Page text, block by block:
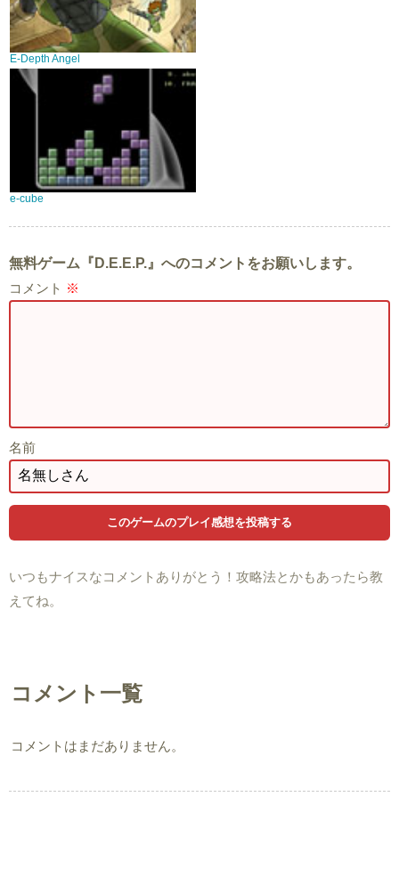
E-Depth Angel
e-cube
無料ゲーム『D.E.E.P.』へのコメントをお願いします。
コメント ※
名前
いつもナイスなコメントありがとう！攻略法とかもあったら教
えてね。
コメント一覧
コメントはまだありません。